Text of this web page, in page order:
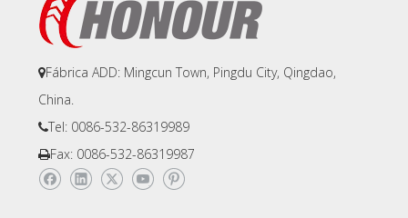
Fábrica ADD: Mingcun Town, Pingdu City, Qingdao,
China.
Tel: 0086-532-86319989
Fax: 0086-532-86319987